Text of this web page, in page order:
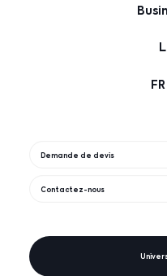
FR
Demande de devis
Contactez-nous